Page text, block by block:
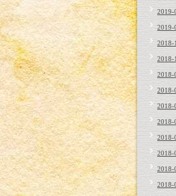
2019-
2019-
2018-
2018-
2018-
2018-
2018-
2018-
2018-
2018-
2018-
2018-